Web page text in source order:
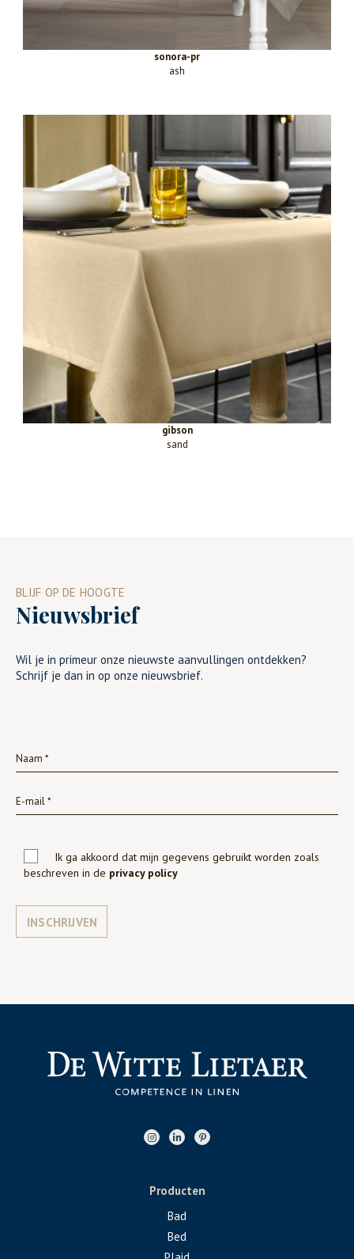
sonora-pr
ash
gibson
sand
BLIJF OP DE HOOGTE
Nieuwsbrief
Wil je in primeur onze nieuwste aanvullingen ontdekken?
Schrijf je dan in op onze nieuwsbrief.
Ik ga akkoord dat mijn gegevens gebruikt worden zoals
beschreven in de privacy policy
INSCHRIJVEN
Producten
Bad
Bed